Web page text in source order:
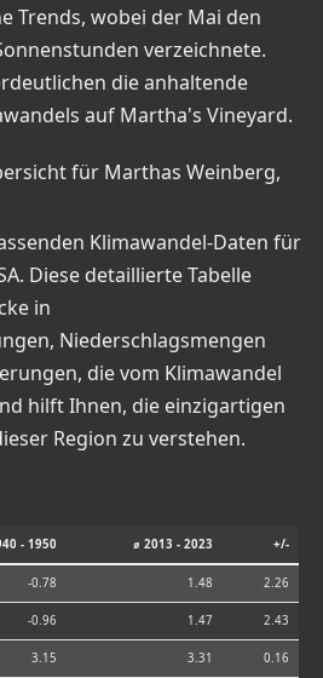
Trends, wobei der Mai den
verzeichnete.
die anhaltende
auf Martha's Vineyard.
für Marthas Weinberg,
Klimawandel-Daten für
Diese detaillierte Tabelle
in
Niederschlagsmengen
die vom Klimawandel
hilft Ihnen, die einzigartigen
Region zu verstehen.
- 1950 ⌀ 2013 - 2023 +/-
-0.78 1.48 2.26
-0.96 1.47 2.43
3.15 3.31 0.16